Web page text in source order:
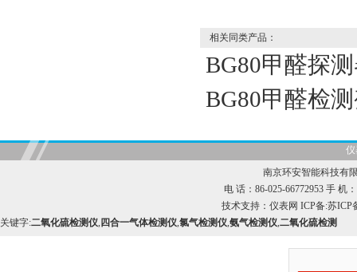
相关同类产品：
BG80甲醛探
BG80甲醛检
南京环安智能科技有
电 话：86-025-66772953 手 机
技术支持： 仪表网 ICP备:苏ICP
关键字:二氧化硫检测仪, 四合一气体检测仪,氯气检测仪,氨气检测仪,二氧化硫检测